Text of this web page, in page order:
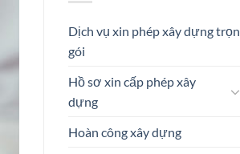
Dịch vụ xin phép xây dựng trọn
gói
Hồ sơ xin cấp phép xây
dựng
Hoàn công xây dựng